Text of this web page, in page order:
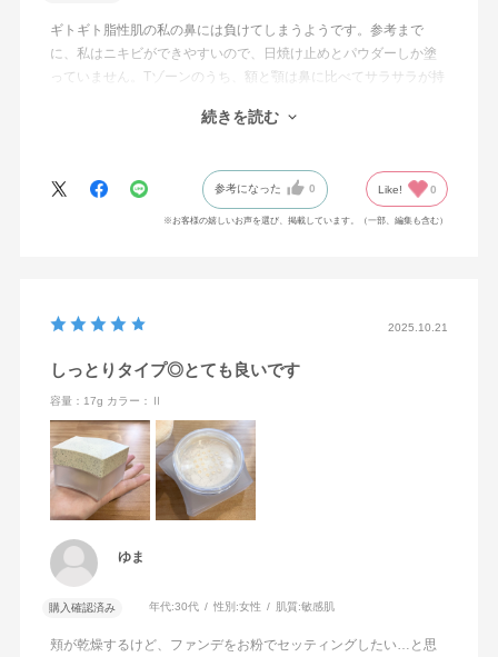
ギトギト脂性肌の私の鼻には負けてしまうようです。参考まで
に、私はニキビができやすいので、日焼け止めとパウダーしか塗
っていません。Tゾーンのうち、額と顎は鼻に比べてサラサラが持
にしていただけると助かります。上記の理由で星マイナス2です。
続きを読む
参考になった 0 Like! 0
※お客様の嬉しいお声を選び、掲載しています。（一部、編集も含む）
2025.10.21
しっとりタイプ◎とても良いです
容量：17g カラー：Ⅱ
ゆま
購入確認済み 年代:30代 性別:女性 肌質:敏感肌
頬が乾燥するけど、ファンデをお粉でセッティングしたい…と思